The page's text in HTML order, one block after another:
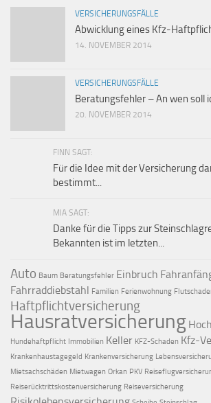
VERSICHERUNGSFÄLLE
Abwicklung eines Kfz-
14. NOVEMBER 2014
VERSICHERUNGSFÄLLE
Beratungsfehler – An wen soll
20. NOVEMBER 2014
FINN SAGT:
Für die Idee mit der Versicherung
bestimmt...
MIA SAGT:
Danke für die Tipps zur
Bekannten ist im letzten...
Auto Baum Beratungsfehler Einbruch
Fahrraddiebstahl Familien Ferienwohnung
Haftpflichtversicherung
Hausratversicherung
Hundehaftpflicht Immobilien Keller KFZ-Schaden Kfz-
Krankenhaustagegeld Krankenversicherung
Mietsachschäden Mietwagen Orkan PKV
Reiserücktrittskostenversicherung Reiseversicherung